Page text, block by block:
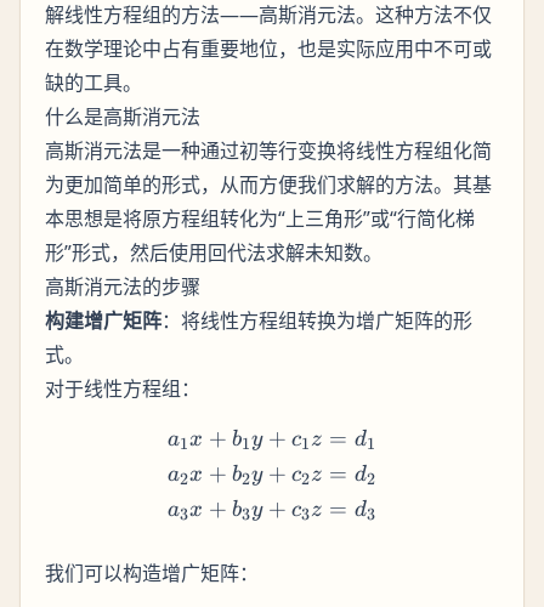
解线性方程组的方法——高斯消元法。这种方法不仅
在数学理论中占有重要地位，也是实际应用中不可或
缺的工具。
什么是高斯消元法
高斯消元法是一种通过初等行变换将线性方程组化简
为更加简单的形式，从而方便我们求解的方法。其基
本思想是将原方程组转化为“上三角形”或“行简化梯
形”形式，然后使用回代法求解未知数。
高斯消元法的步骤
构建增广矩阵：将线性方程组转换为增广矩阵的形
式。
对于线性方程组：
\begin{align*} a_1x +
a1x + b1y + c1z
a2x + b2y + c2z
a3x + b3y + c3z
= d1
= d2
= d3
我们可以构造增广矩阵：